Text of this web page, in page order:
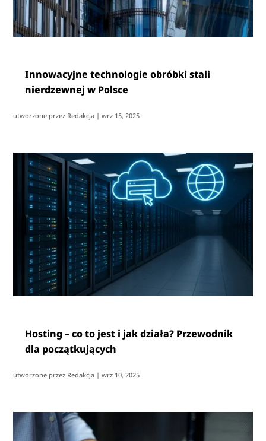
Innowacyjne technologie obróbki stali
nierdzewnej w Polsce
utworzone przez Redakcja |wrz 15, 2025
Hosting – co to jest i jak działa? Przewodnik
dla początkujących
utworzone przez Redakcja |wrz 10, 2025